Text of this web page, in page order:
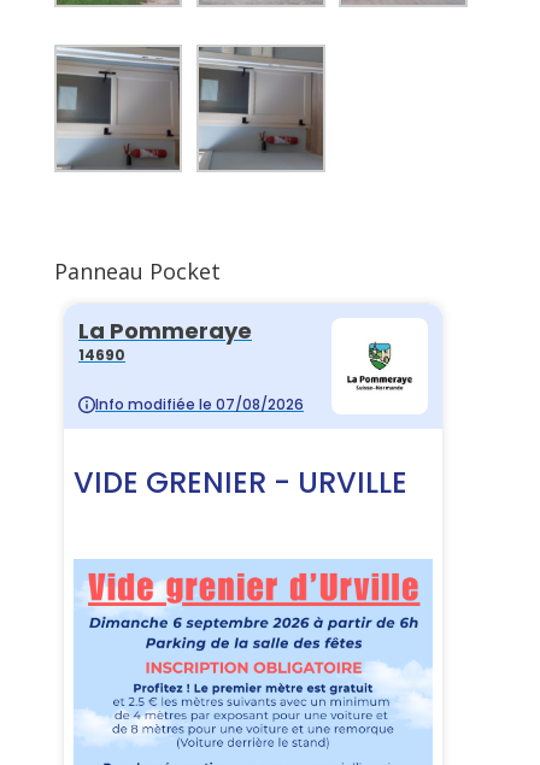
Panneau Pocket